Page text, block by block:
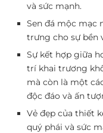
và sức mạnh.
Sen đá mộc mạc
trưng cho sự bền
Sự kết hợp giữa
trí khai trương
mà còn là một
độc đáo và ấn
Vẻ đẹp của thiết
quý phái và sức